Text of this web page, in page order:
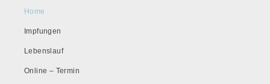
Home
Impfungen
Lebenslauf
Online – Termin